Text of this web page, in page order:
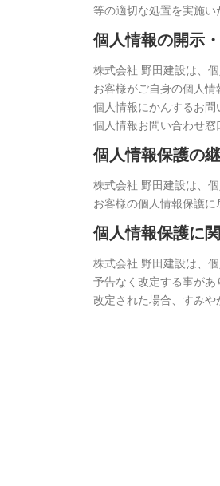
等の適切な処置を実施い
個人情報の開示
株式会社 野田建設は、
お客様がご自身の個人
個人情報にかんするお問
個人情報お問い合わせ窓
個人情報保護の
株式会社 野田建設は、
お客様の個人情報保護
個人情報保護に
株式会社 野田建設は、
予告なく改定する事があ
改定された場合、すみや